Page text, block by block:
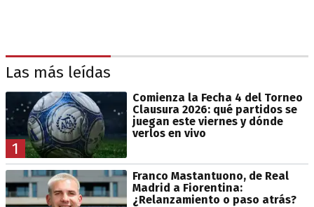
Las más leídas
1
Comienza la Fecha 4 del Torneo
Clausura 2026: qué partidos se
juegan este viernes y dónde
verlos en vivo
Franco Mastantuono, de Real
Madrid a Fiorentina:
¿Relanzamiento o paso atrás?